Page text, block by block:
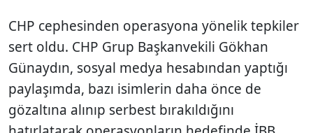
CHP cephesinden operasyona yönelik tepkiler
sert oldu. CHP Grup Başkanvekili Gökhan
Günaydın, sosyal medya hesabından yaptığı
paylaşımda, bazı isimlerin daha önce de
gözaltına alınıp serbest bırakıldığını